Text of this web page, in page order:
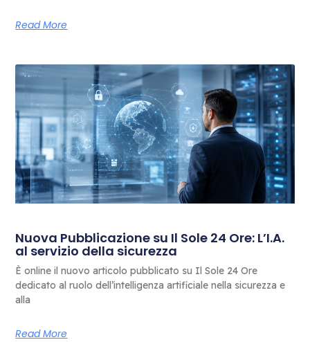
Read More
Nuova Pubblicazione su Il Sole 24 Ore: L’I.A.
al servizio della sicurezza
È online il nuovo articolo pubblicato su Il Sole 24 Ore
dedicato al ruolo dell’intelligenza artificiale nella sicurezza e
alla
Read More